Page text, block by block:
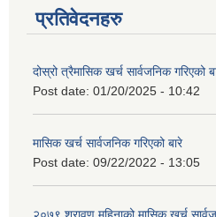
प्रतिवेदनहरु
दोस्रो त्रैमासिक खर्च सार्वजनिक गरिएको
Post date: 01/20/2025 - 10:42
मासिक खर्च सार्वजनिक गरिएको बारे
Post date: 09/22/2022 - 13:05